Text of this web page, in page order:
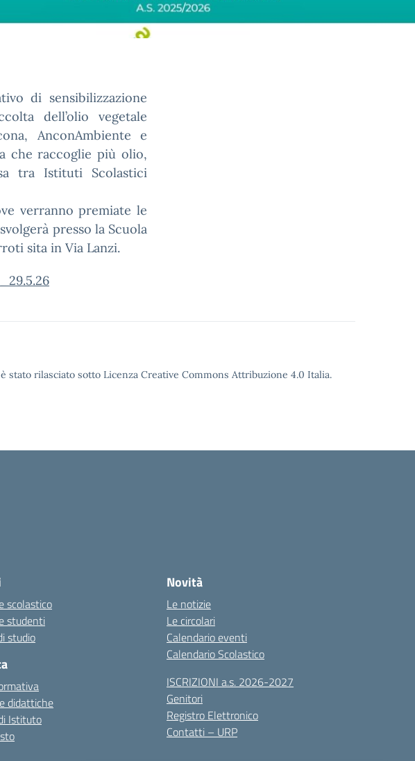
di sensibilizzazione
dell’olio vegetale
AnconAmbiente e
che raccoglie più olio,
tra Istituti Scolastici
verranno premiate le
presso la Scuola
sita in Via Lanzi.
stato rilasciato sotto Licenza Creative Commons Attribuzione 4.0 Italia.
scolastico
studenti
studio
didattiche
Istituto
Novità
Le notizie
Le circolari
Calendario eventi
Calendario Scolastico
ISCRIZIONI a.s. 2026-2027
Genitori
Registro Elettronico
Contatti – URP